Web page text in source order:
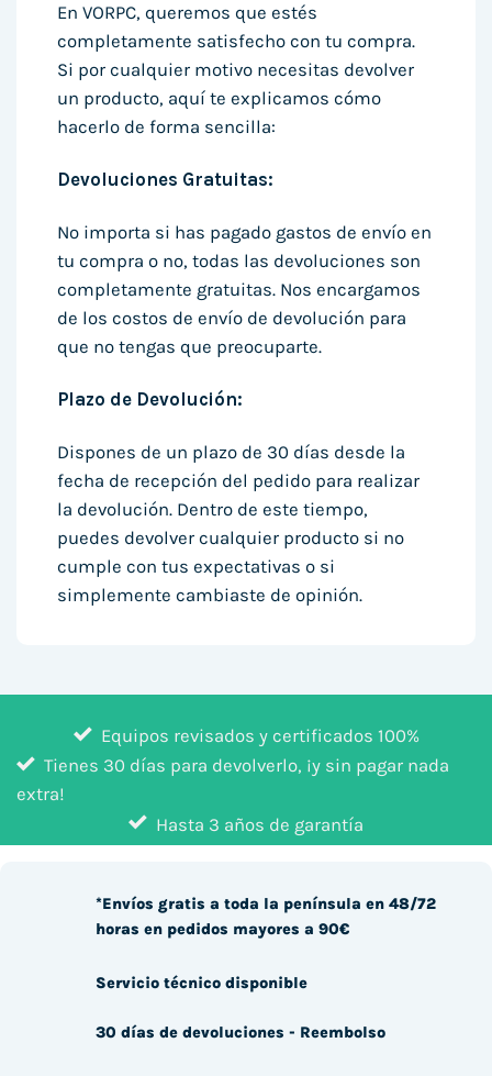
En VORPC, queremos que estés
completamente satisfecho con tu compra.
Si por cualquier motivo necesitas devolver
un producto, aquí te explicamos cómo
hacerlo de forma sencilla:
Devoluciones Gratuitas:
No importa si has pagado gastos de envío en
tu compra o no, todas las devoluciones son
completamente gratuitas. Nos encargamos
de los costos de envío de devolución para
que no tengas que preocuparte.
Plazo de Devolución:
Dispones de un plazo de 30 días desde la
fecha de recepción del pedido para realizar
la devolución. Dentro de este tiempo,
puedes devolver cualquier producto si no
cumple con tus expectativas o si
simplemente cambiaste de opinión.
Equipos revisados y certificados 100%
Tienes 30 días para devolverlo, ¡y sin pagar nada
extra!
Hasta 3 años de garantía
*Envíos gratis a toda la península en 48/72
horas en pedidos mayores a 90€
Servicio técnico disponible
30 días de devoluciones - Reembolso